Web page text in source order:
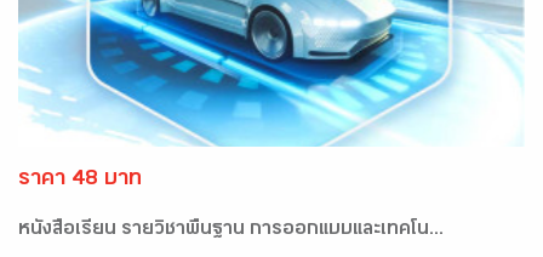
ราคา 48 บาท
หนังสือเรียน รายวิชาพื้นฐาน การออกแบบและเทคโน...